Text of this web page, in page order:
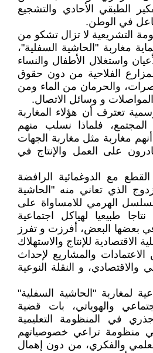
الطبقي الأحادي والتشجيع
في الوطن.
التشريعية لا تزال تشكو من
مغاربة "الحاشية السفلية"،
واستغلال الأطفال والنساء
الفلاحية من دون حقوق
والحرمان من الماء ومن
و وسائل الاتصال.
تعترف أن هؤلاء المغاربة
فلماذا نسلب منهم
مغاربة مثل مغاربة الجهات
على العمل والإنتاج في
مع الدوغمائية الرافضة
الذي تعاني منه "الحاشية
الهرمي للامساواة على
طبيعيا لهياكل اجتماعية
بعضها البعض، أفرزت و تفرز
للإنتاج والاستهلاك
والمشاريع لإحداث
والاقتصادي، و النقلة النوعية
لمغاربة "الحاشية السفلية"
والهوياتي، بات قضية
في المنظومة التعليمية
في منظومة تراعي خصوصياتهم
والفكري، من دون إهمال